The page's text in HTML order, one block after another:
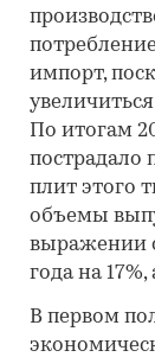
импорт,
По итогам
пострадало
плит этого
объемы
выражении
года на
В первом